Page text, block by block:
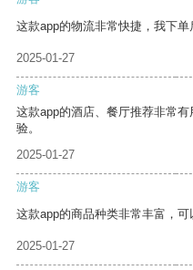
这款app的物流非常快捷，我下单
2025-01-27
游客
这款app的酒店、餐厅推荐非常
验。
2025-01-27
游客
这款app的商品种类非常丰富，可
2025-01-27